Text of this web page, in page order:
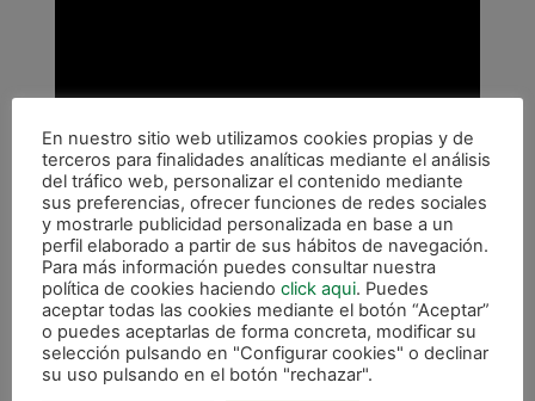
En nuestro sitio web utilizamos cookies propias y de
terceros para finalidades analíticas mediante el análisis
del tráfico web, personalizar el contenido mediante
sus preferencias, ofrecer funciones de redes sociales
y mostrarle publicidad personalizada en base a un
perfil elaborado a partir de sus hábitos de navegación.
Para más información puedes consultar nuestra
política de cookies haciendo click aqui. Puedes
aceptar todas las cookies mediante el botón “Aceptar”
o puedes aceptarlas de forma concreta, modificar su
selección pulsando en "Configurar cookies" o declinar
su uso pulsando en el botón "rechazar".